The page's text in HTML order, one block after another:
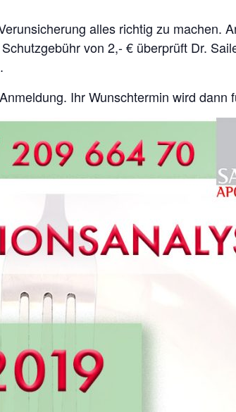
alles richtig zu machen.
von 2,- € überprüft Dr.
Ihr Wunschtermin wird dann